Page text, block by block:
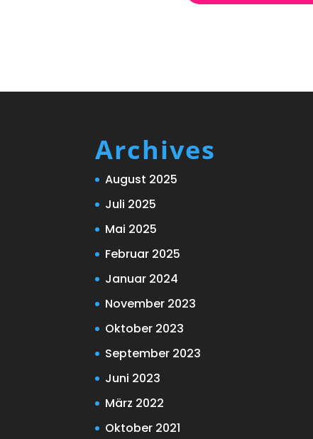
Archives
August 2025
Juli 2025
Mai 2025
Februar 2025
Januar 2024
November 2023
Oktober 2023
September 2023
Juni 2023
März 2022
Oktober 2021